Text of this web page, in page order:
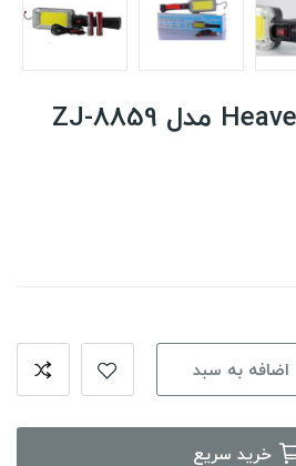
اضافه به سبد
خرید سریع